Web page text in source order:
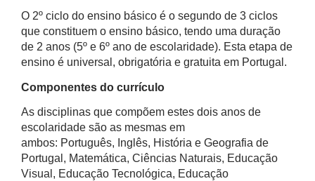
O 2º ciclo do ensino básico é o segundo de 3 ciclos
que constituem o ensino básico, tendo uma duração
de 2 anos (5º e 6º ano de escolaridade). Esta etapa de
ensino é universal, obrigatória e gratuita em Portugal.
Componentes do currículo
As disciplinas que compõem estes dois anos de
escolaridade são as mesmas em
ambos: Português, Inglês, História e Geografia de
Portugal, Matemática, Ciências Naturais, Educação
Visual, Educação Tecnológica, Educação